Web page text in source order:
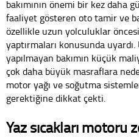
bakımının önemi bir kez daha
faaliyet gösteren oto tamir ve
özellikle uzun yolculuklar
yaptırmaları konusunda
yapılmayan bakımın küçük
çok daha büyük masraflara
motor yağı ve soğutma
gerektiğine dikkat çekti.
Yaz sıcakları motoru